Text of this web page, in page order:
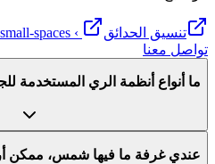
تنسيق الحدائق
› blog › garden-design-ideas-small-spaces
تواصل معنا
ما أنواع أنظمة الري المستخدمة
عندي غرفة ما فيها شمس، ممكن